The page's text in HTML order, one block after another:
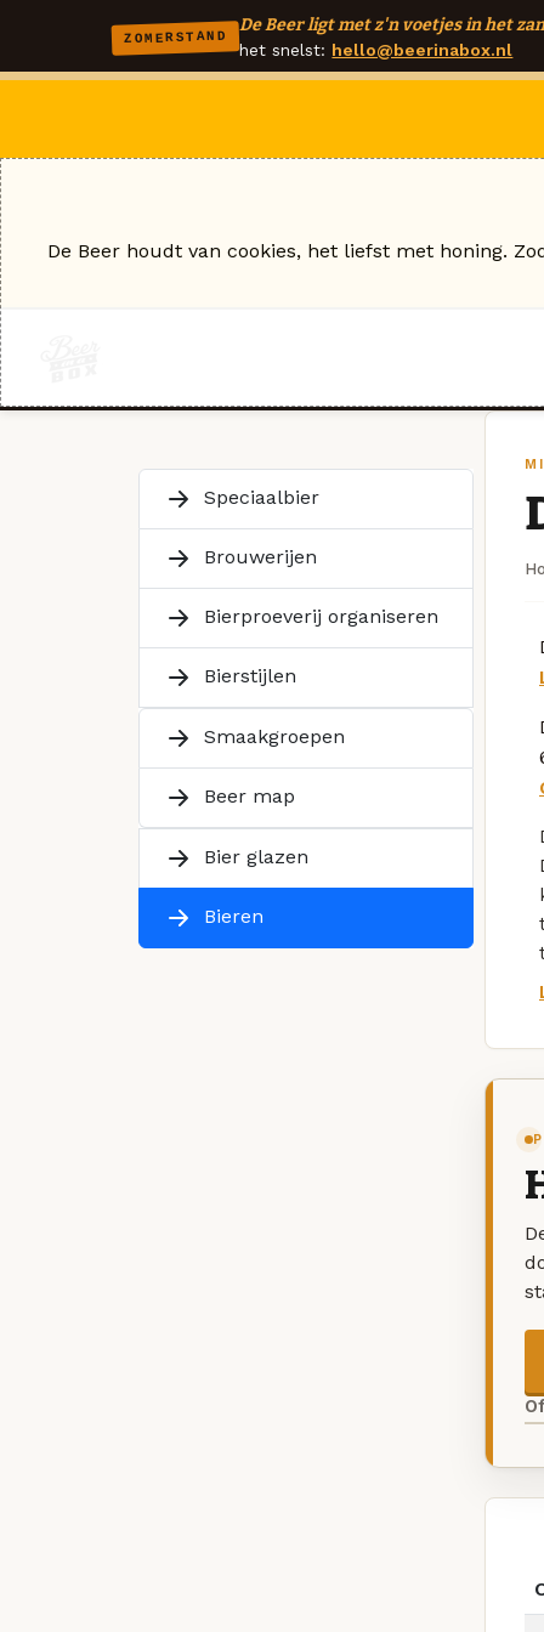
ZOMERSTAND
De Beer ligt met z'n voetjes in het
het snelst: hello@beerinabox.nl
Speciaalbier
Brouwerijen
Bierproeverij organiseren
Bierstijlen
Smaakgroepen
Beer map
Bier glazen
Bieren
De Beer houdt van cookies, het liefst met honing.